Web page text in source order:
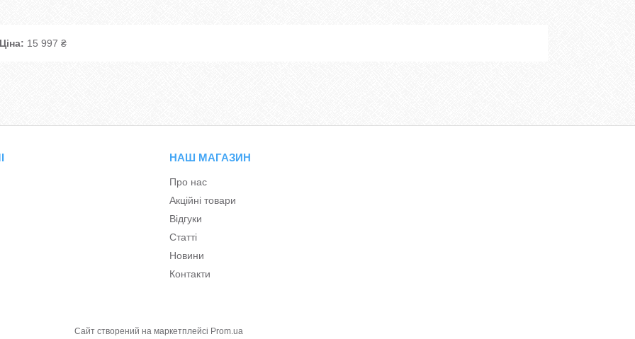
Ціна: 15 997 ₴
НАШ МАГАЗИН
Про нас
Акційні товари
Відгуки
Статті
Новини
Контакти
Сайт створений на маркетплейсі Prom.ua